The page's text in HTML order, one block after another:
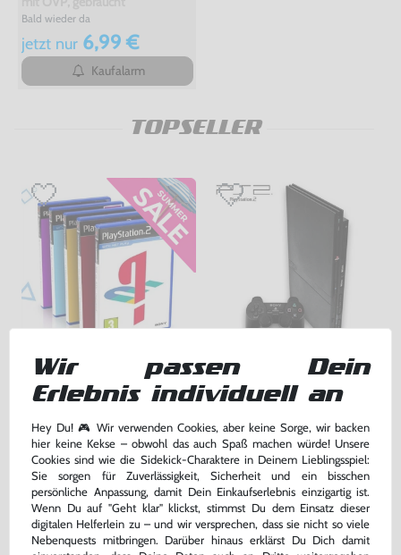
Bald wieder da
jetzt nur6,99 €
Kaufalarm
TOPSELLER
Wundertüte: 5 Original PS2
Spiele
gebraucht
nur24,99 €
Warenkorb
Konsole Slim #schwarz +
Original Sony DualShock
Controller
gebraucht
nur169,99 €
Warenkorb
Wir passen Dein
Erlebnis individuell an
Hey Du! 🎮 Wir verwenden Cookies, aber keine Sorge, wir backen
hier keine Kekse – obwohl das auch Spaß machen würde! Unsere
Cookies sind wie die Sidekick-Charaktere in Deinem Lieblingsspiel:
Sie sorgen für Zuverlässigkeit, Sicherheit und ein bisschen
persönliche Anpassung, damit Dein Einkaufserlebnis einzigartig ist.
Wenn Du auf "Geht klar" klickst, stimmst Du dem Einsatz dieser
digitalen Helferlein zu – und wir versprechen, dass sie nicht so viele
Nebenquests mitbringen. Darüber hinaus erklärst Du Dich damit